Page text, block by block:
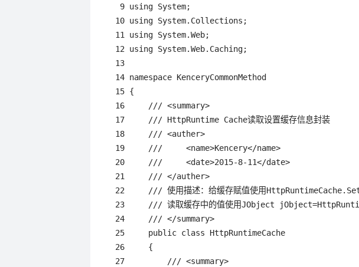
  9 using System;
10 using System.Collections;
11 using System.Web;
12 using System.Web.Caching;
13
14 namespace KenceryCommonMethod
15 {
16     /// <summary>
17     /// HttpRuntime Cache读取设置缓存信息封装
18     /// <auther>
19     ///     <name>Kencery</name>
20     ///     <date>2015-8-11</date>
21     /// </auther>
22     /// 使用描述：给缓存赋值使用
23     /// 读取缓存中的值使用JObject
24     /// </summary>
25     public class HttpRuntimeCache
26     {
27         /// <summary>